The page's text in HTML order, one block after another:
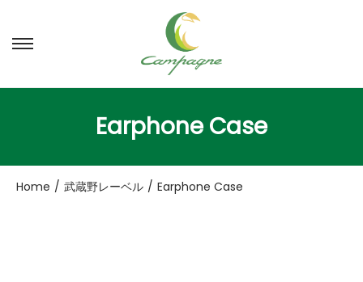
ナ
ゲ
シ
ン
へ
コ
テ
ツ
移
動
Earphone Case
Home / 武蔵野レーベル / Earphone Case